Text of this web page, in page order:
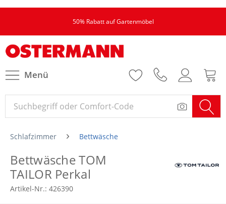
50% Rabatt auf Gartenmöbel
Menü
Schlafzimmer Bettwäsche
Bettwäsche TOM
TAILOR Perkal
Artikel-Nr.: 426390